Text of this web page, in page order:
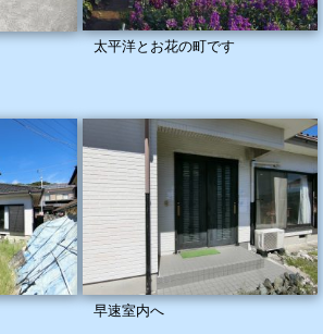
太平洋とお花の町です
早速室内へ